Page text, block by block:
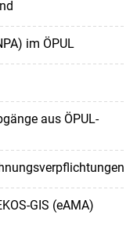
im ÖPUL
aus ÖPUL-
GIS (eAMA)